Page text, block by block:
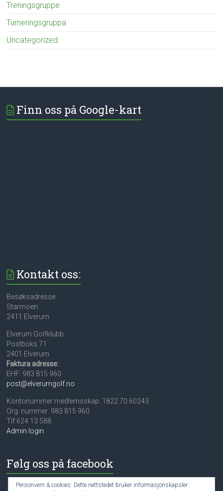
Treningsgruppe
Turneringsgruppa
Uncategorized
Finn oss på Google-kart
Kontakt oss:
Besøksadresse:
Starmoen
2411 Elverum
Elverum Golfklubb
Postboks 71
2401 Elverum
Faktura adresse:
EHF: 983 815 960
post@elverumgolf.no
Kontonummer medlemsskap: 1822 70 60243
Org. nummer: 983 815 960
Tlf 624 13 588
Admin login
Følg oss på facebook
Personvern & cookies: Dette nettstedet bruker informasjonskapsler